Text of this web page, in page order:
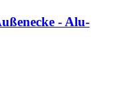
- Alu-